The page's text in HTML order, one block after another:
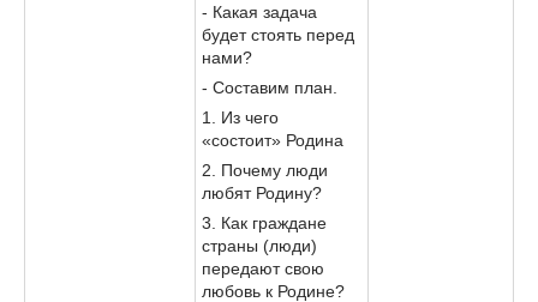
- Какая задача
будет стоять перед
нами?
- Составим план.
1. Из чего
«состоит» Родина
2. Почему люди
любят Родину?
3. Как граждане
страны (люди)
передают свою
любовь к Родине?